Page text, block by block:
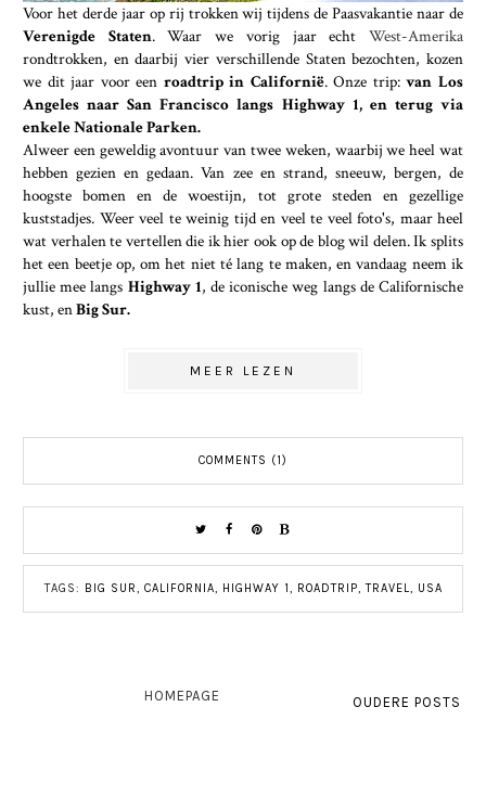
Voor het derde jaar op rij trokken wij tijdens de Paasvakantie naar de
Verenigde Staten. Waar we vorig jaar echtWest-Amerika
rondtrokken, en daarbij vier verschillende Staten bezochten, kozen
we dit jaar voor een roadtrip in Californië. Onze trip:van Los
Angeles naar San Francisco langs Highway 1, en terug via
enkele Nationale Parken.
Alweer een geweldig avontuur van twee weken, waarbij we heel wat
hebben gezien en gedaan. Van zee en strand, sneeuw, bergen, de
hoogste bomen en de woestijn, tot grote steden en gezellige
kuststadjes. Weer veel te weinig tijd en veel te veel foto's, maar heel
wat verhalen te vertellen die ik hier ook op de blog wil delen. Ik splits
het een beetje op, om het niet té lang te maken, en vandaag neem ik
jullie mee langs Highway 1, de iconische weg langs de Californische
kust, enBig Sur.
MEER LEZEN
COMMENTS (1)
TAGS: BIG SUR, CALIFORNIA, HIGHWAY 1, ROADTRIP,TRAVEL, USA
OUDERE POSTS
HOMEPAGE